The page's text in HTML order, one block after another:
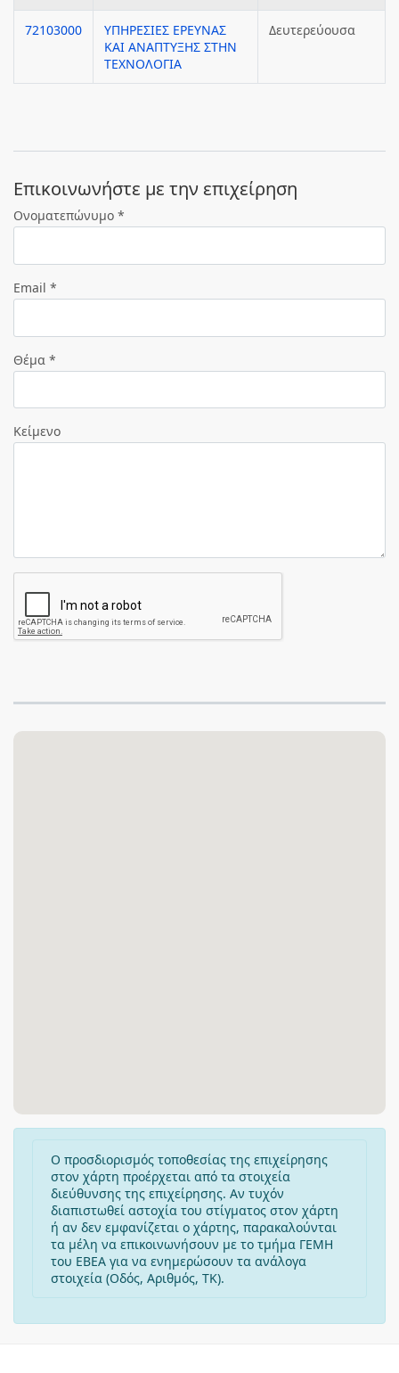
72103000
ΥΠΗΡΕΣΙΕΣ ΕΡΕΥΝΑΣ
ΚΑΙ ΑΝΑΠΤΥΞΗΣ ΣΤΗΝ
ΤΕΧΝΟΛΟΓΙΑ
Δευτερεύουσα
Eπικοινωνήστε με την επιχείρηση
Ονοματεπώνυμο *
Email *
Θέμα *
Κείμενο
Ο προσδιορισμός τοποθεσίας της επιχείρησης
στον χάρτη προέρχεται από τα στοιχεία
διεύθυνσης της επιχείρησης. Αν τυχόν
διαπιστωθεί αστοχία του στίγματος στον χάρτη
ή αν δεν εμφανίζεται ο χάρτης, παρακαλούνται
τα μέλη να επικοινωνήσουν με το τμήμα ΓΕΜΗ
του ΕΒΕΑ για να ενημερώσουν τα ανάλογα
στοιχεία (Οδός, Αριθμός, ΤΚ).